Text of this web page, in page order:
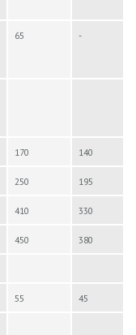
65 -
170 140
250 195
410 330
450 380
55 45